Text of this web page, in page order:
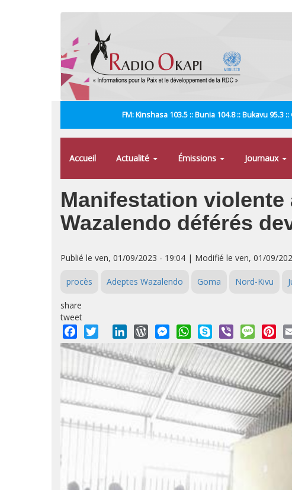
FM: Kinshasa 103.5 :: Bunia 104.8 :: Bukavu 95.3
Accueil Actualité Émissions Journaux
Manifestation violente
Wazalendo déférés
Publié le ven, 01/09/2023 - 19:04 | Modifié le ven, 01/09/
procès Adeptes Wazalendo Goma Nord-Kivu
share
tweet
Facebook
Twitter LinkedInWordPressMessengerWhatsApp
Skype Viber